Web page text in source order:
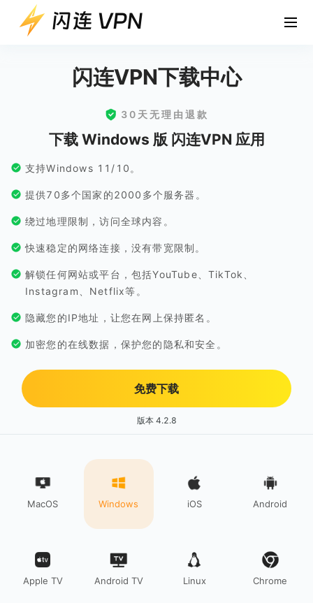
闪连VPN下载中心
30天无理由退款
下载 Windows 版 闪连VPN 应用
支持Windows 11/10。
提供70多个国家的2000多个服务器。
绕过地理限制，访问全球内容。
快速稳定的网络连接，没有带宽限制。
解锁任何网站或平台，包括YouTube、TikTok、
Instagram、Netflix等。
隐藏您的IP地址，让您在网上保持匿名。
加密您的在线数据，保护您的隐私和安全。
免费下载
版本 4.2.8
MacOS Windows iOS Android
Apple TV Android TV Linux Chrome